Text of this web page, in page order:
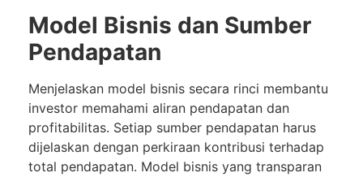
Model Bisnis dan Sumber
Pendapatan
Menjelaskan model bisnis secara rinci membantu
investor memahami aliran pendapatan dan
profitabilitas. Setiap sumber pendapatan harus
dijelaskan dengan perkiraan kontribusi terhadap
total pendapatan. Model bisnis yang transparan